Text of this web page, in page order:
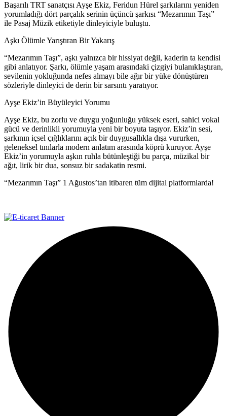
Başarılı TRT sanatçısı Ayşe Ekiz, Feridun Hürel şarkılarını yeniden
yorumladığı dört parçalık serinin üçüncü şarkısı “Mezarımın Taşı”
ile Pasaj Müzik etiketiyle dinleyiciyle buluştu.
Aşkı Ölümle Yarıştıran Bir Yakarış
“Mezarımın Taşı”, aşkı yalnızca bir hissiyat değil, kaderin ta kendisi
gibi anlatıyor. Şarkı, ölümle yaşam arasındaki çizgiyi bulanıklaştıran,
sevilenin yokluğunda nefes almayı bile ağır bir yüke dönüştüren
sözleriyle dinleyici de derin bir sarsıntı yaratıyor.
Ayşe Ekiz’in Büyüleyici Yorumu
Ayşe Ekiz, bu zorlu ve duygu yoğunluğu yüksek eseri, sahici vokal
gücü ve derinlikli yorumuyla yeni bir boyuta taşıyor. Ekiz’in sesi,
şarkının içsel çığlıklarını açık bir duygusallıkla dışa vururken,
geleneksel tınılarla modern anlatım arasında köprü kuruyor. Ayşe
Ekiz’in yorumuyla aşkın ruhla bütünleştiği bu parça, müzikal bir
ağıt, lirik bir dua, sonsuz bir sadakatin resmi.
“Mezarımın Taşı” 1 Ağustos’tan itibaren tüm dijital platformlarda!